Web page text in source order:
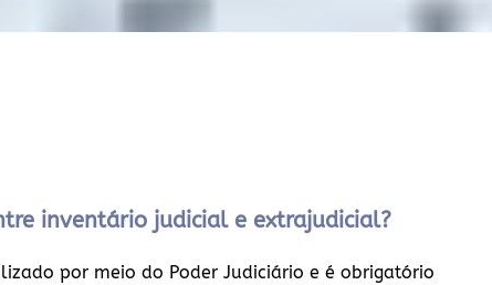
inventário judicial e extrajudicial?
por meio do Poder Judiciário e é obrigatório